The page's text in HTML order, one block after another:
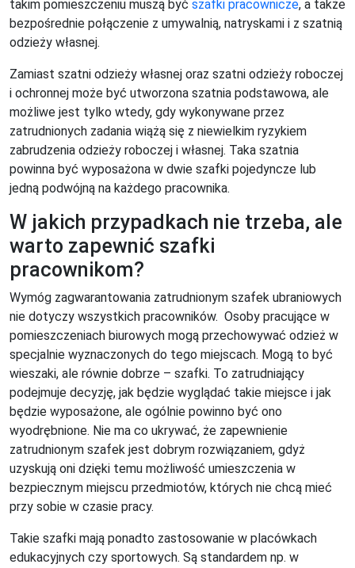
takim pomieszczeniu muszą być szafki pracownicze, a także
bezpośrednie połączenie z umywalnią, natryskami i z szatnią
odzieży własnej.
Zamiast szatni odzieży własnej oraz szatni odzieży roboczej
i ochronnej może być utworzona szatnia podstawowa, ale
możliwe jest tylko wtedy, gdy wykonywane przez
zatrudnionych zadania wiążą się z niewielkim ryzykiem
zabrudzenia odzieży roboczej i własnej. Taka szatnia
powinna być wyposażona w dwie szafki pojedyncze lub
jedną podwójną na każdego pracownika.
W jakich przypadkach nie trzeba, ale
warto zapewnić szafki
pracownikom?
Wymóg zagwarantowania zatrudnionym szafek ubraniowych
nie dotyczy wszystkich pracowników. Osoby pracujące w
pomieszczeniach biurowych mogą przechowywać odzież w
specjalnie wyznaczonych do tego miejscach. Mogą to być
wieszaki, ale równie dobrze – szafki. To zatrudniający
podejmuje decyzję, jak będzie wyglądać takie miejsce i jak
będzie wyposażone, ale ogólnie powinno być ono
wyodrębnione. Nie ma co ukrywać, że zapewnienie
zatrudnionym szafek jest dobrym rozwiązaniem, gdyż
uzyskują oni dzięki temu możliwość umieszczenia w
bezpiecznym miejscu przedmiotów, których nie chcą mieć
przy sobie w czasie pracy.
Takie szafki mają ponadto zastosowanie w placówkach
edukacyjnych czy sportowych. Są standardem np. w